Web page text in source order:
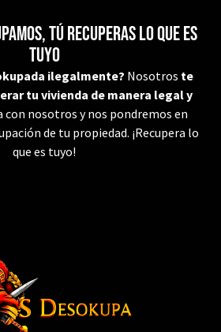
tú recuperas lo que es
tuyo
ilegalmente? Nosotros te
tu vivienda de manera legal y
con nosotros y nos pondremos en
de tu propiedad. ¡Recupera lo
que es tuyo!